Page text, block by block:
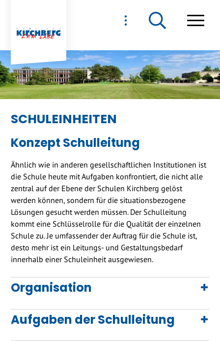
NAVIGIEREN IN
SCHULEINHEITEN
Konzept Schulleitung
Ähnlich wie in anderen gesellschaftlichen Institutionen ist
die Schule heute mit Aufgaben konfrontiert, die nicht alle
zentral auf der Ebene der Schulen Kirchberg gelöst
werden können, sondern für die situationsbezogene
Lösungen gesucht werden müssen. Der Schulleitung
kommt eine Schlüsselrolle für die Qualität der einzelnen
Schule zu. Je umfassender der Auftrag für die Schule ist,
desto mehr ist ein Leitungs- und Gestaltungsbedarf
innerhalb einer Schuleinheit ausgewiesen.
Organisation
Aufgaben der Schulleitung